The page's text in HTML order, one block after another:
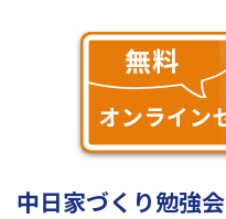
中日家づくり勉強会